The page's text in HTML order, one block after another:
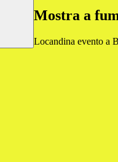
Mostra a
Locandina evento a